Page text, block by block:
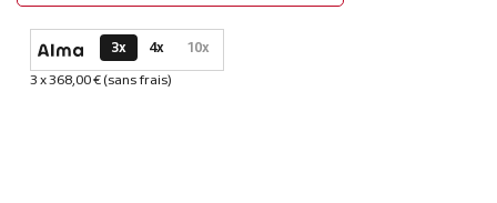
Options de paiement disponibles
3x 4x 10x
Informations sur le plan de paiement sélectionné
3 x 368,00 € (sans frais)